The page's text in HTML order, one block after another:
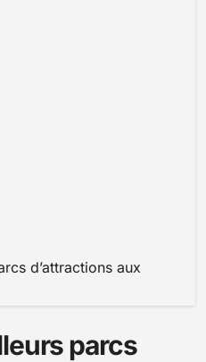
d’attractions aux
parcs